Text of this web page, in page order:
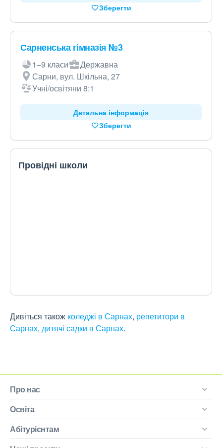
Зберегти
Сарненська гімназія №3
1–9 класи
Державна
Сарни, вул. Шкільна, 27
Учні/освітяни 8:1
Детальна інформація
Зберегти
Провідні школи
Дивіться також коледжі в Сарнах, репетитори в
Сарнах, дитячі садки в Сарнах.
Про нас
Освіта
Абітурієнтам